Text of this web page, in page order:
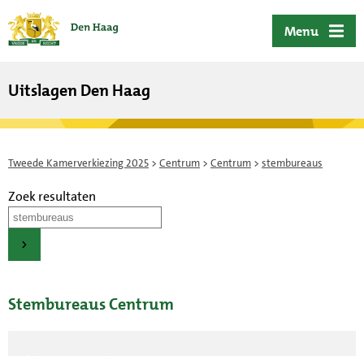
Menu
Uitslagen Den Haag
Tweede Kamerverkiezing 2025 > Centrum > Centrum > stembureaus
Zoek resultaten
Stembureaus Centrum